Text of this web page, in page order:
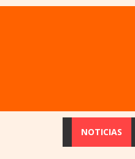
NOTICIAS